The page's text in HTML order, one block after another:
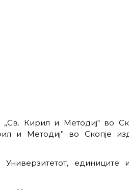
„Св. Кирил и Методиј“ во
и Методиј” во Скопје
Универзи­тетот, единиците